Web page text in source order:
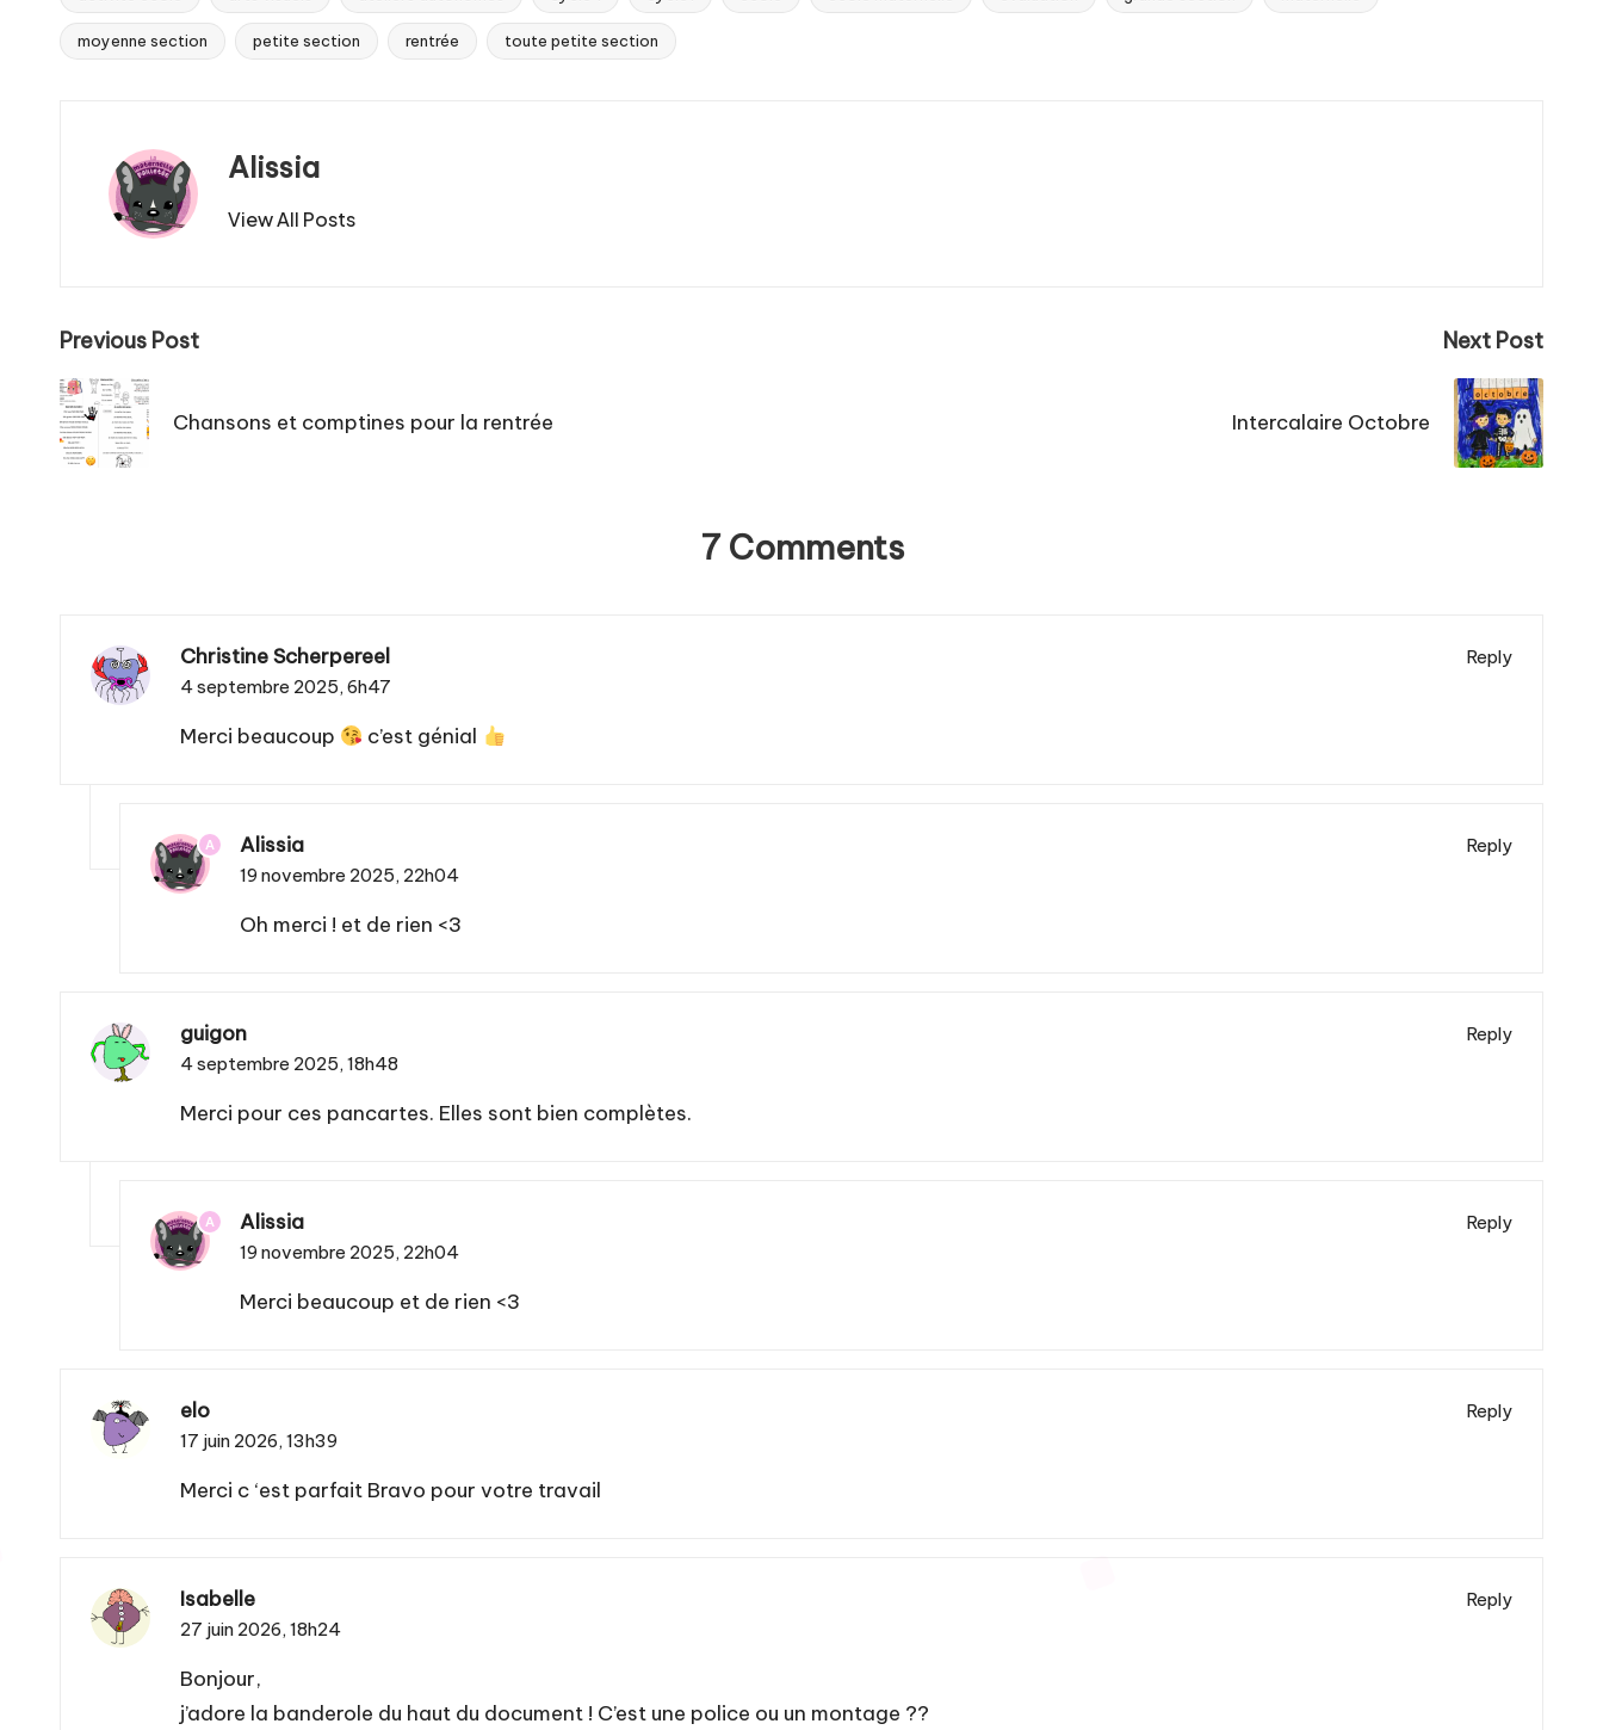
Tags:
moyenne section petite section rentrée toute petite section
Alissia
View All Posts
Post
navigation
Previous Post
Chansons et comptines pour la rentrée
Next Post
Intercalaire Octobre
7 Comments
Christine Scherpereel
Reply
4 septembre 2025, 6h47
Merci beaucoup c’est génial
A Alissia
Reply
19 novembre 2025, 22h04
Oh merci ! et de rien <3
guigon
Reply
4 septembre 2025, 18h48
Merci pour ces pancartes. Elles sont bien complètes.
A Alissia
Reply
19 novembre 2025, 22h04
Merci beaucoup et de rien <3
elo
Reply
17 juin 2026, 13h39
Merci c ‘est parfait Bravo pour votre travail
Isabelle
Reply
27 juin 2026, 18h24
Bonjour,
j’adore la banderole du haut du document ! C’est une police ou un montage ??